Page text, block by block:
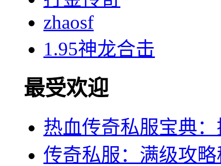
zhaosf
1.95神龙合击
最受欢迎
热血传奇私服宝典
传奇私服：满级攻